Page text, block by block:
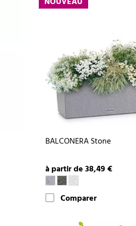
BALCONERA Stone
à partir de 38,49 €
Comparer